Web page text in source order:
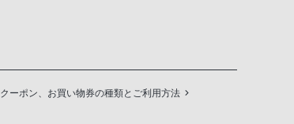
クーポン、お買い物券の種類とご利用方法